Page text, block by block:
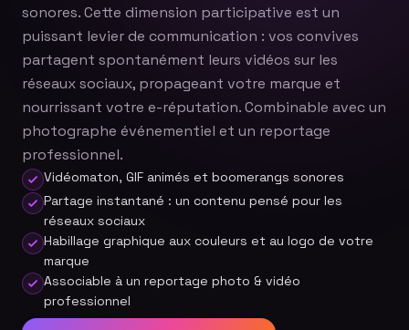
sonores. Cette dimension participative est un
puissant levier de communication : vos convives
partagent spontanément leurs vidéos sur les
réseaux sociaux, propageant votre marque et
nourrissant votre e-réputation. Combinable avec un
photographe événementiel et un reportage
professionnel.
Vidéomaton, GIF animés et boomerangs sonores
Partage instantané : un contenu pensé pour les
réseaux sociaux
Habillage graphique aux couleurs et au logo de votre
marque
Associable à un reportage photo & vidéo
professionnel